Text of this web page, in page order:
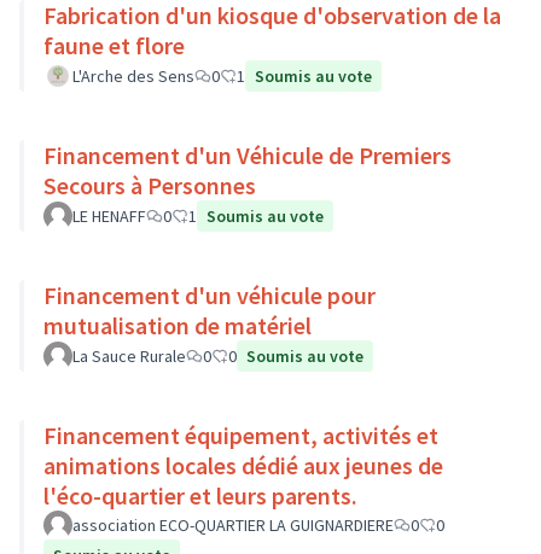
Fabrication d'un kiosque d'observation de la
faune et flore
L'Arche des Sens 0 1 Soumis au vote
Financement d'un Véhicule de Premiers
Secours à Personnes
LE HENAFF 0 1 Soumis au vote
Financement d'un véhicule pour
mutualisation de matériel
La Sauce Rurale 0 0 Soumis au vote
Financement équipement, activités et
animations locales dédié aux jeunes de
l'éco-quartier et leurs parents.
association ECO-QUARTIER LA GUIGNARDIERE 0
0